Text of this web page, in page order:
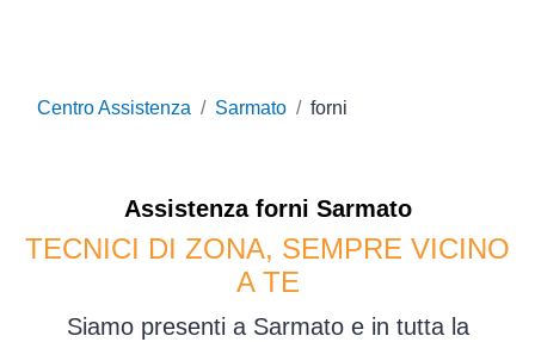
Centro Assistenza Sarmato forni
Assistenza forni Sarmato
TECNICI DI ZONA, SEMPRE VICINO
A TE
Siamo presenti a Sarmato e in tutta la